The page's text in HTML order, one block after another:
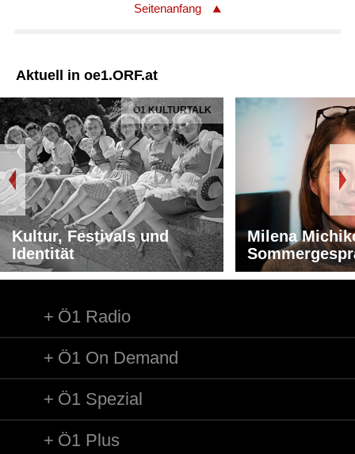
Seitenanfang
Aktuell in oe1.ORF.at
Ö1 KULTURTALK
Kultur, Festivals und
Identität
Milena
Ö1 Radio
Ö1 On Demand
Ö1 Spezial
Ö1 Plus